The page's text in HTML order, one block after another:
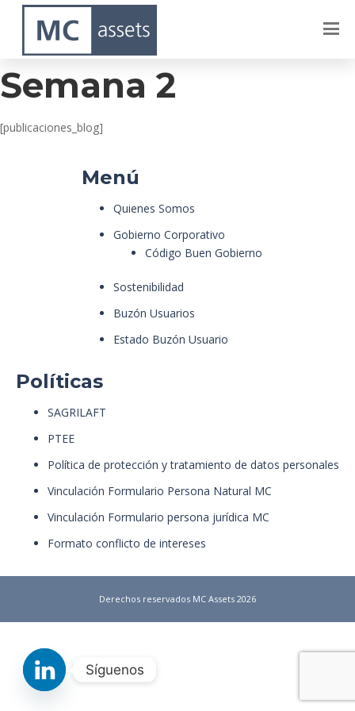
Dublin – Octubre –
Semana 2
[publicaciones_blog]
Menú
Quienes Somos
Gobierno Corporativo
Código Buen Gobierno
Sostenibilidad
Buzón Usuarios
Estado Buzón Usuario
Políticas
SAGRILAFT
PTEE
Política de protección y tratamiento de datos personales
Vinculación Formulario Persona Natural MC
Vinculación Formulario persona jurídica MC
Formato conflicto de intereses
Derechos reservados MC Assets 2026
Síguenos